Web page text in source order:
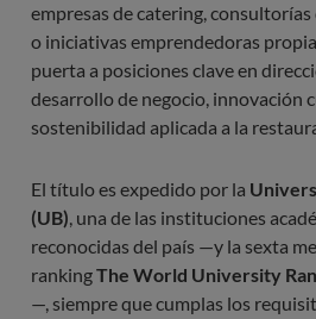
empresas de catering,
o iniciativas emprendedoras
puerta a posiciones clave en
desarrollo de negocio, innovación
sostenibilidad aplicada a la
El título es expedido por la
(UB), una de las instituciones
reconocidas del país —y la sexta
rankingThe World University
—, siempre que cumplas los